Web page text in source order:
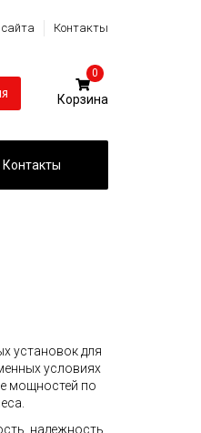
Контакты
0
Контакты
установок для
условиях
мощностей по
надежность